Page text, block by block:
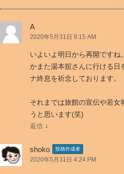
ー
ン
も
ま
A
2020年5月31日 9:15 AM
いよいよ明日から再開ですね
かまた湯本舘さんに行ける日
ナ終息を祈念しております。
それまでは旅館の宣伝や若女
うと思います(笑)
返信 ↓
shoko 投稿作成者
2020年5月31日 4:24 PM